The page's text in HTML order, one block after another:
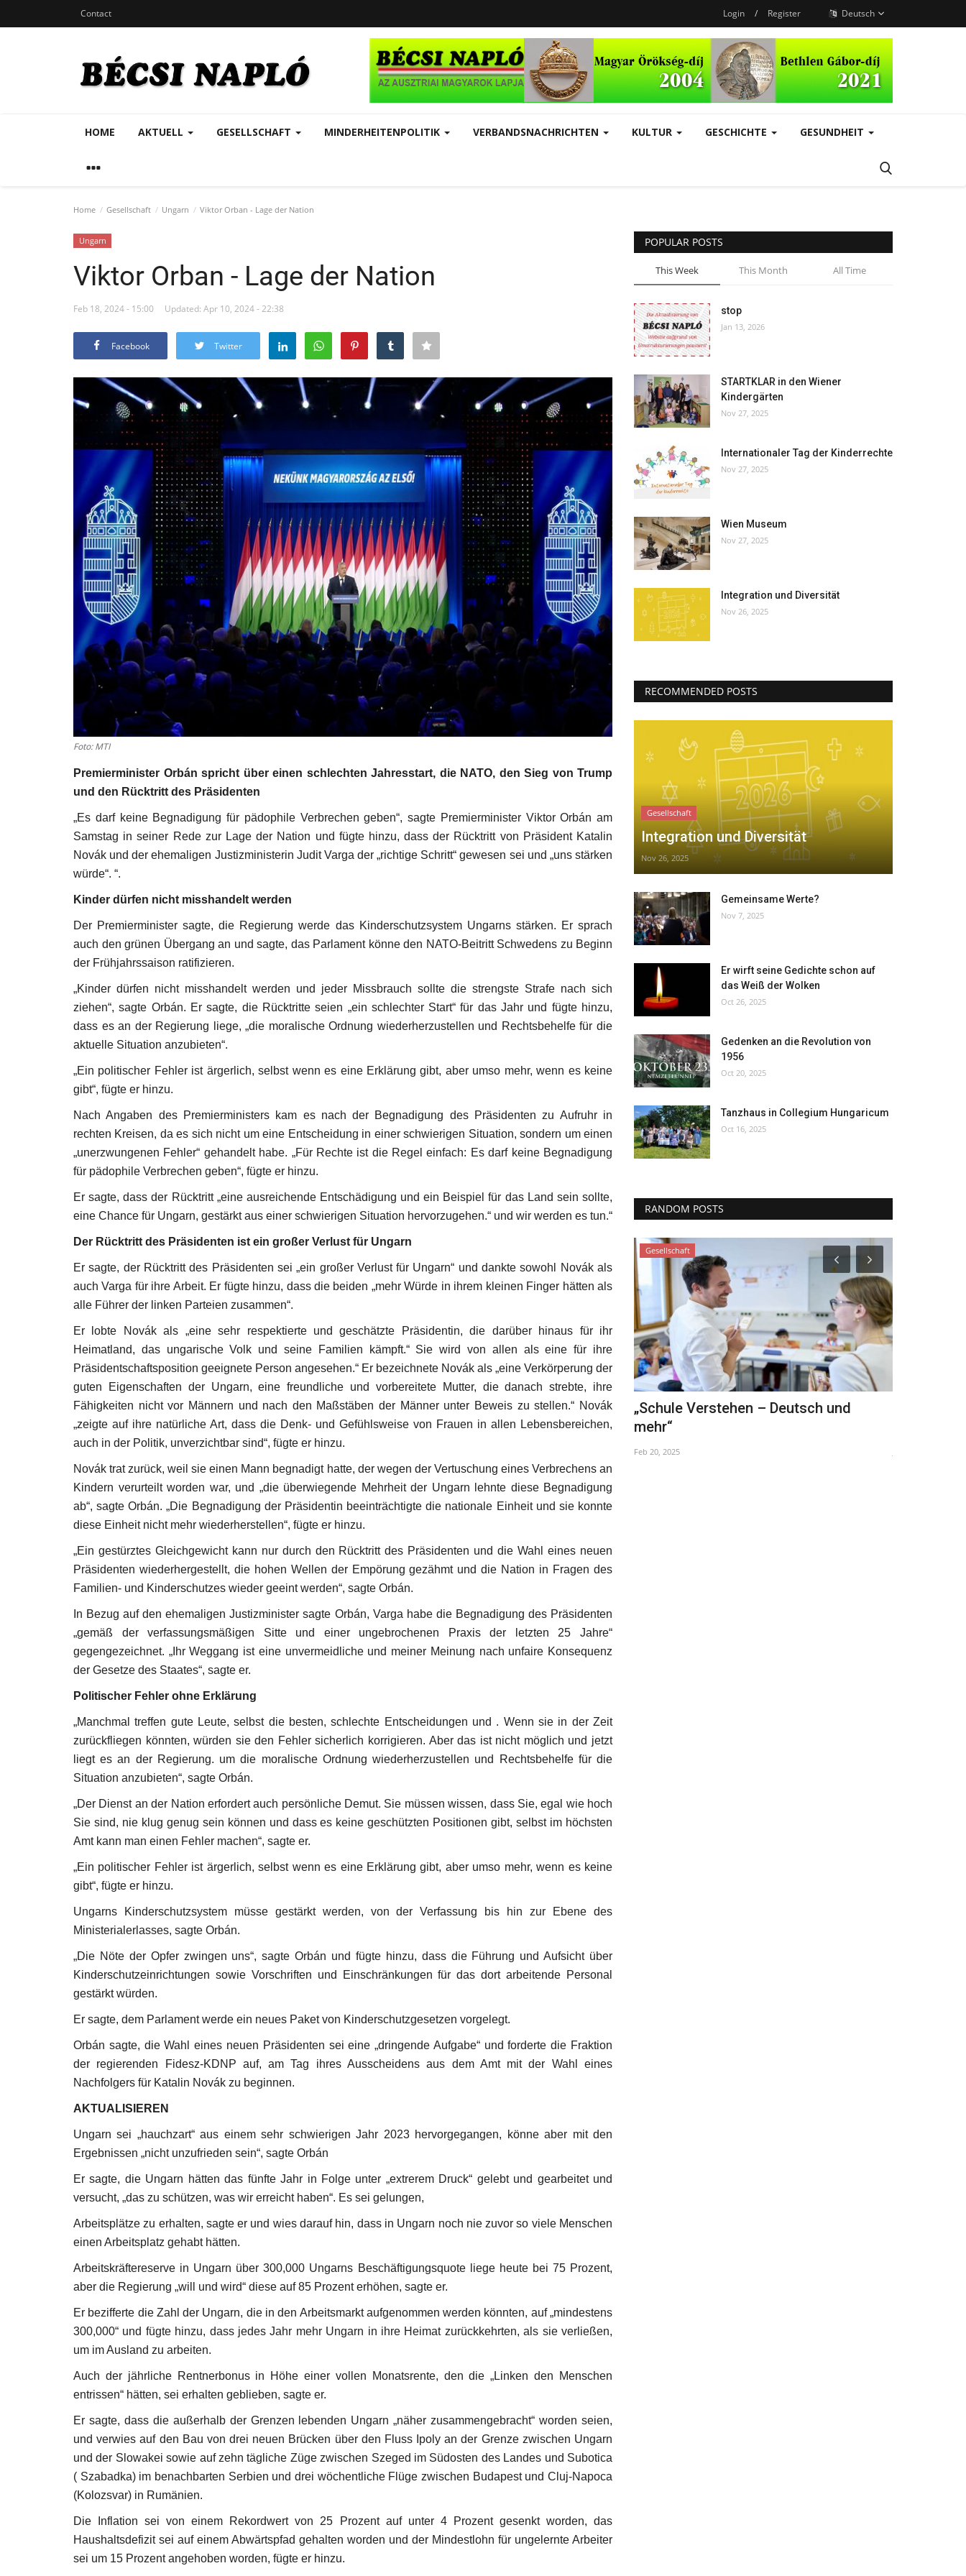
Contact Login / Register Deutsch
HOME AKTUELL GESELLSCHAFT MINDERHEITENPOLITIK VERBANDSNACHRICHTEN KULTUR GESCHICHTE GESUNDHEIT
Home Gesellschaft Ungarn Viktor Orban - Lage der Nation
Ungarn
Viktor Orban - Lage der Nation
Feb 18, 2024 - 15:00 Updated: Apr 10, 2024 - 22:38
Facebook Twitter
Foto: MTI
Premierminister Orbán spricht über einen schlechten Jahresstart, die NATO, den Sieg von Trump
und den Rücktritt des Präsidenten
„Es darf keine Begnadigung für pädophile Verbrechen geben“, sagte Premierminister Viktor Orbán am
Samstag in seiner Rede zur Lage der Nation und fügte hinzu, dass der Rücktritt von Präsident Katalin
Novák und der ehemaligen Justizministerin Judit Varga der „richtige Schritt“ gewesen sei und „uns stärken
würde“. “.
Kinder dürfen nicht misshandelt werden
Der Premierminister sagte, die Regierung werde das Kinderschutzsystem Ungarns stärken. Er sprach
auch den grünen Übergang an und sagte, das Parlament könne den NATO-Beitritt Schwedens zu Beginn
der Frühjahrssaison ratifizieren.
„Kinder dürfen nicht misshandelt werden und jeder Missbrauch sollte die strengste Strafe nach sich
ziehen“, sagte Orbán. Er sagte, die Rücktritte seien „ein schlechter Start“ für das Jahr und fügte hinzu,
dass es an der Regierung liege, „die moralische Ordnung wiederherzustellen und Rechtsbehelfe für die
aktuelle Situation anzubieten“.
„Ein politischer Fehler ist ärgerlich, selbst wenn es eine Erklärung gibt, aber umso mehr, wenn es keine
gibt“, fügte er hinzu.
Nach Angaben des Premierministers kam es nach der Begnadigung des Präsidenten zu Aufruhr in
rechten Kreisen, da es sich nicht um eine Entscheidung in einer schwierigen Situation, sondern um einen
„unerzwungenen Fehler“ gehandelt habe. „Für Rechte ist die Regel einfach: Es darf keine Begnadigung
für pädophile Verbrechen geben“, fügte er hinzu.
Er sagte, dass der Rücktritt „eine ausreichende Entschädigung und ein Beispiel für das Land sein sollte,
eine Chance für Ungarn, gestärkt aus einer schwierigen Situation hervorzugehen.“ und wir werden es tun.“
Der Rücktritt des Präsidenten ist ein großer Verlust für Ungarn
Er sagte, der Rücktritt des Präsidenten sei „ein großer Verlust für Ungarn“ und dankte sowohl Novák als
auch Varga für ihre Arbeit. Er fügte hinzu, dass die beiden „mehr Würde in ihrem kleinen Finger hätten als
alle Führer der linken Parteien zusammen“.
Er lobte Novák als „eine sehr respektierte und geschätzte Präsidentin, die darüber hinaus für ihr
Heimatland, das ungarische Volk und seine Familien kämpft.“ Sie wird von allen als eine für ihre
Präsidentschaftsposition geeignete Person angesehen.“ Er bezeichnete Novák als „eine Verkörperung der
guten Eigenschaften der Ungarn, eine freundliche und vorbereitete Mutter, die danach strebte, ihre
Fähigkeiten nicht vor Männern und nach den Maßstäben der Männer unter Beweis zu stellen.“ Novák
„zeigte auf ihre natürliche Art, dass die Denk- und Gefühlsweise von Frauen in allen Lebensbereichen,
auch in der Politik, unverzichtbar sind“, fügte er hinzu.
Novák trat zurück, weil sie einen Mann begnadigt hatte, der wegen der Vertuschung eines Verbrechens an
Kindern verurteilt worden war, und „die überwiegende Mehrheit der Ungarn lehnte diese Begnadigung
ab“, sagte Orbán. „Die Begnadigung der Präsidentin beeinträchtigte die nationale Einheit und sie konnte
diese Einheit nicht mehr wiederherstellen“, fügte er hinzu.
„Ein gestürztes Gleichgewicht kann nur durch den Rücktritt des Präsidenten und die Wahl eines neuen
Präsidenten wiederhergestellt, die hohen Wellen der Empörung gezähmt und die Nation in Fragen des
Familien- und Kinderschutzes wieder geeint werden“, sagte Orbán.
In Bezug auf den ehemaligen Justizminister sagte Orbán, Varga habe die Begnadigung des Präsidenten
„gemäß der verfassungsmäßigen Sitte und einer ungebrochenen Praxis der letzten 25 Jahre“
gegengezeichnet. „Ihr Weggang ist eine unvermeidliche und meiner Meinung nach unfaire Konsequenz
der Gesetze des Staates“, sagte er.
Politischer Fehler ohne Erklärung
„Manchmal treffen gute Leute, selbst die besten, schlechte Entscheidungen und . Wenn sie in der Zeit
zurückfliegen könnten, würden sie den Fehler sicherlich korrigieren. Aber das ist nicht möglich und jetzt
liegt es an der Regierung. um die moralische Ordnung wiederherzustellen und Rechtsbehelfe für die
Situation anzubieten“, sagte Orbán.
„Der Dienst an der Nation erfordert auch persönliche Demut. Sie müssen wissen, dass Sie, egal wie hoch
Sie sind, nie klug genug sein können und dass es keine geschützten Positionen gibt, selbst im höchsten
Amt kann man einen Fehler machen“, sagte er.
„Ein politischer Fehler ist ärgerlich, selbst wenn es eine Erklärung gibt, aber umso mehr, wenn es keine
gibt“, fügte er hinzu.
Ungarns Kinderschutzsystem müsse gestärkt werden, von der Verfassung bis hin zur Ebene des
Ministerialerlasses, sagte Orbán.
„Die Nöte der Opfer zwingen uns“, sagte Orbán und fügte hinzu, dass die Führung und Aufsicht über
Kinderschutzeinrichtungen sowie Vorschriften und Einschränkungen für das dort arbeitende Personal
gestärkt würden.
Er sagte, dem Parlament werde ein neues Paket von Kinderschutzgesetzen vorgelegt.
Orbán sagte, die Wahl eines neuen Präsidenten sei eine „dringende Aufgabe“ und forderte die Fraktion
der regierenden Fidesz-KDNP auf, am Tag ihres Ausscheidens aus dem Amt mit der Wahl eines
Nachfolgers für Katalin Novák zu beginnen.
AKTUALISIEREN
Ungarn sei „hauchzart“ aus einem sehr schwierigen Jahr 2023 hervorgegangen, könne aber mit den
Ergebnissen „nicht unzufrieden sein“, sagte Orbán
Er sagte, die Ungarn hätten das fünfte Jahr in Folge unter „extrerem Druck“ gelebt und gearbeitet und
versucht, „das zu schützen, was wir erreicht haben“. Es sei gelungen,
Arbeitsplätze zu erhalten, sagte er und wies darauf hin, dass in Ungarn noch nie zuvor so viele Menschen
einen Arbeitsplatz gehabt hätten.
Arbeitskräftereserve in Ungarn über 300,000 Ungarns Beschäftigungsquote liege heute bei 75 Prozent,
aber die Regierung „will und wird“ diese auf 85 Prozent erhöhen, sagte er.
Er bezifferte die Zahl der Ungarn, die in den Arbeitsmarkt aufgenommen werden könnten, auf „mindestens
300,000“ und fügte hinzu, dass jedes Jahr mehr Ungarn in ihre Heimat zurückkehrten, als sie verließen,
um im Ausland zu arbeiten.
Auch der jährliche Rentnerbonus in Höhe einer vollen Monatsrente, den die „Linken den Menschen
entrissen“ hätten, sei erhalten geblieben, sagte er.
Er sagte, dass die außerhalb der Grenzen lebenden Ungarn „näher zusammengebracht“ worden seien,
und verwies auf den Bau von drei neuen Brücken über den Fluss Ipoly an der Grenze zwischen Ungarn
und der Slowakei sowie auf zehn tägliche Züge zwischen Szeged im Südosten des Landes und Subotica
( Szabadka) im benachbarten Serbien und drei wöchentliche Flüge zwischen Budapest und Cluj-Napoca
(Kolozsvar) in Rumänien.
Die Inflation sei von einem Rekordwert von 25 Prozent auf unter 4 Prozent gesenkt worden, das
Haushaltsdefizit sei auf einem Abwärtspfad gehalten worden und der Mindestlohn für ungelernte Arbeiter
sei um 15 Prozent angehoben worden, fügte er hinzu.
POPULAR POSTS
This Week This Month All Time
stop
Jan 13, 2026
STARTKLAR in den Wiener
Kindergärten
Nov 27, 2025
Internationaler Tag der Kinderrechte
Nov 27, 2025
Wien Museum
Nov 27, 2025
Integration und Diversität
Nov 26, 2025
RECOMMENDED POSTS
Gesellschaft
Integration und Diversität
Nov 26, 2025
Gemeinsame Werte?
Nov 7, 2025
Er wirft seine Gedichte schon auf
das Weiß der Wolken
Oct 26, 2025
Gedenken an die Revolution von
1956
Oct 20, 2025
Tanzhaus in Collegium Hungaricum
Oct 16, 2025
RANDOM POSTS
Filmklub in Collegium Hungaricumban
Europäische Union
9. Mai Europatag
Gesellschaft
„Schule Verstehen – Deutsch und
mehr“
Feb 20, 2025